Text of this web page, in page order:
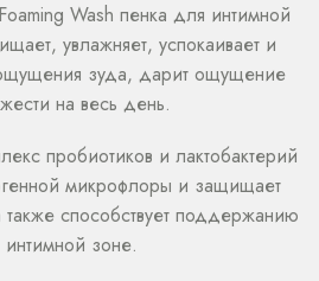
Wash пенка для интимной
увлажняет, успокаивает и
ощущения зуда, дарит ощущение
на весь день.
пробиотиков и лактобактерий
микрофлоры и защищает
способствует поддержанию
зоне.